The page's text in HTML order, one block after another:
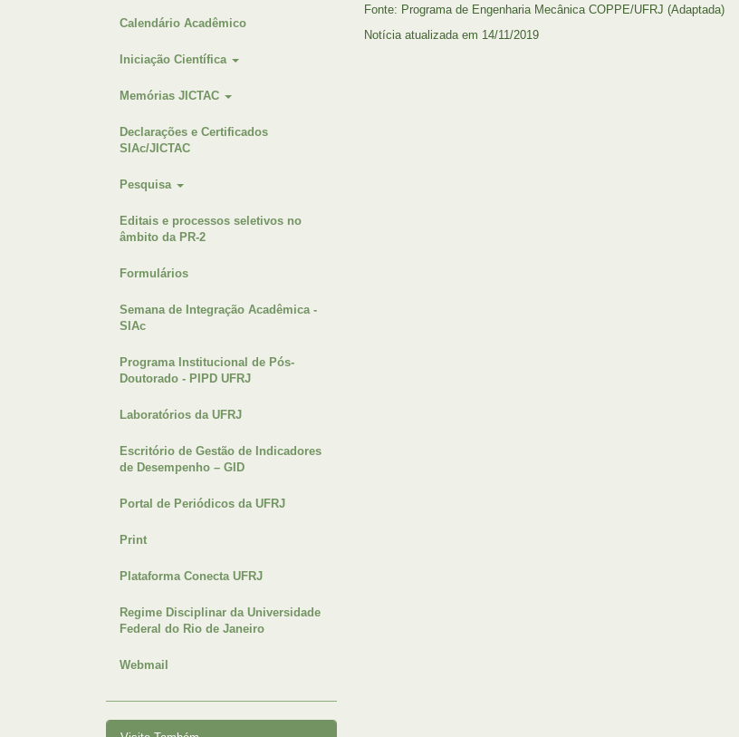
Calendário Acadêmico
Iniciação Científica
Memórias JICTAC
Declarações e Certificados
SIAc/JICTAC
Pesquisa
Editais e processos seletivos no
âmbito da PR-2
Formulários
Semana de Integração Acadêmica -
SIAc
Programa Institucional de Pós-
Doutorado - PIPD UFRJ
Laboratórios da UFRJ
Escritório de Gestão de Indicadores
de Desempenho – GID
Portal de Periódicos da UFRJ
Print
Plataforma Conecta UFRJ
Regime Disciplinar da Universidade
Federal do Rio de Janeiro
Webmail
Fonte: Programa de Engenharia Mecânica COPPE/UFRJ (Adaptada)
Notícia atualizada em 14/11/2019